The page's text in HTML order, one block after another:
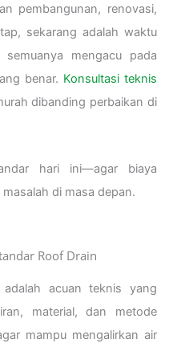
pembangunan, renovasi,
sekarang adalah waktu
mengacu pada
benar. Konsultasi teknis
dibanding perbaikan di
hari ini—agar biaya
di masa depan.
Roof Drain
acuan teknis yang
material, dan metode
mampu mengalirkan air